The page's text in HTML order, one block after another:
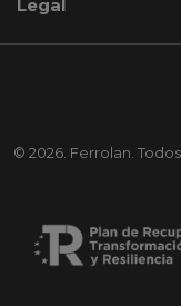
© 2026. Ferrolan.
Legal